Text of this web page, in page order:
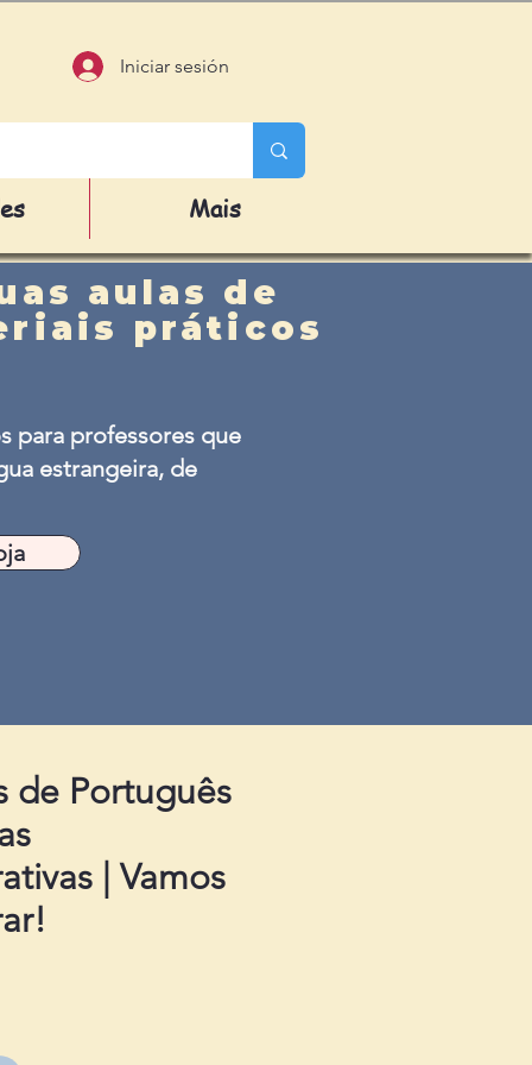
Iniciar sesión
Mais
aulas de
práticos
para professores que
estrangeira, de
de Português
| Vamos